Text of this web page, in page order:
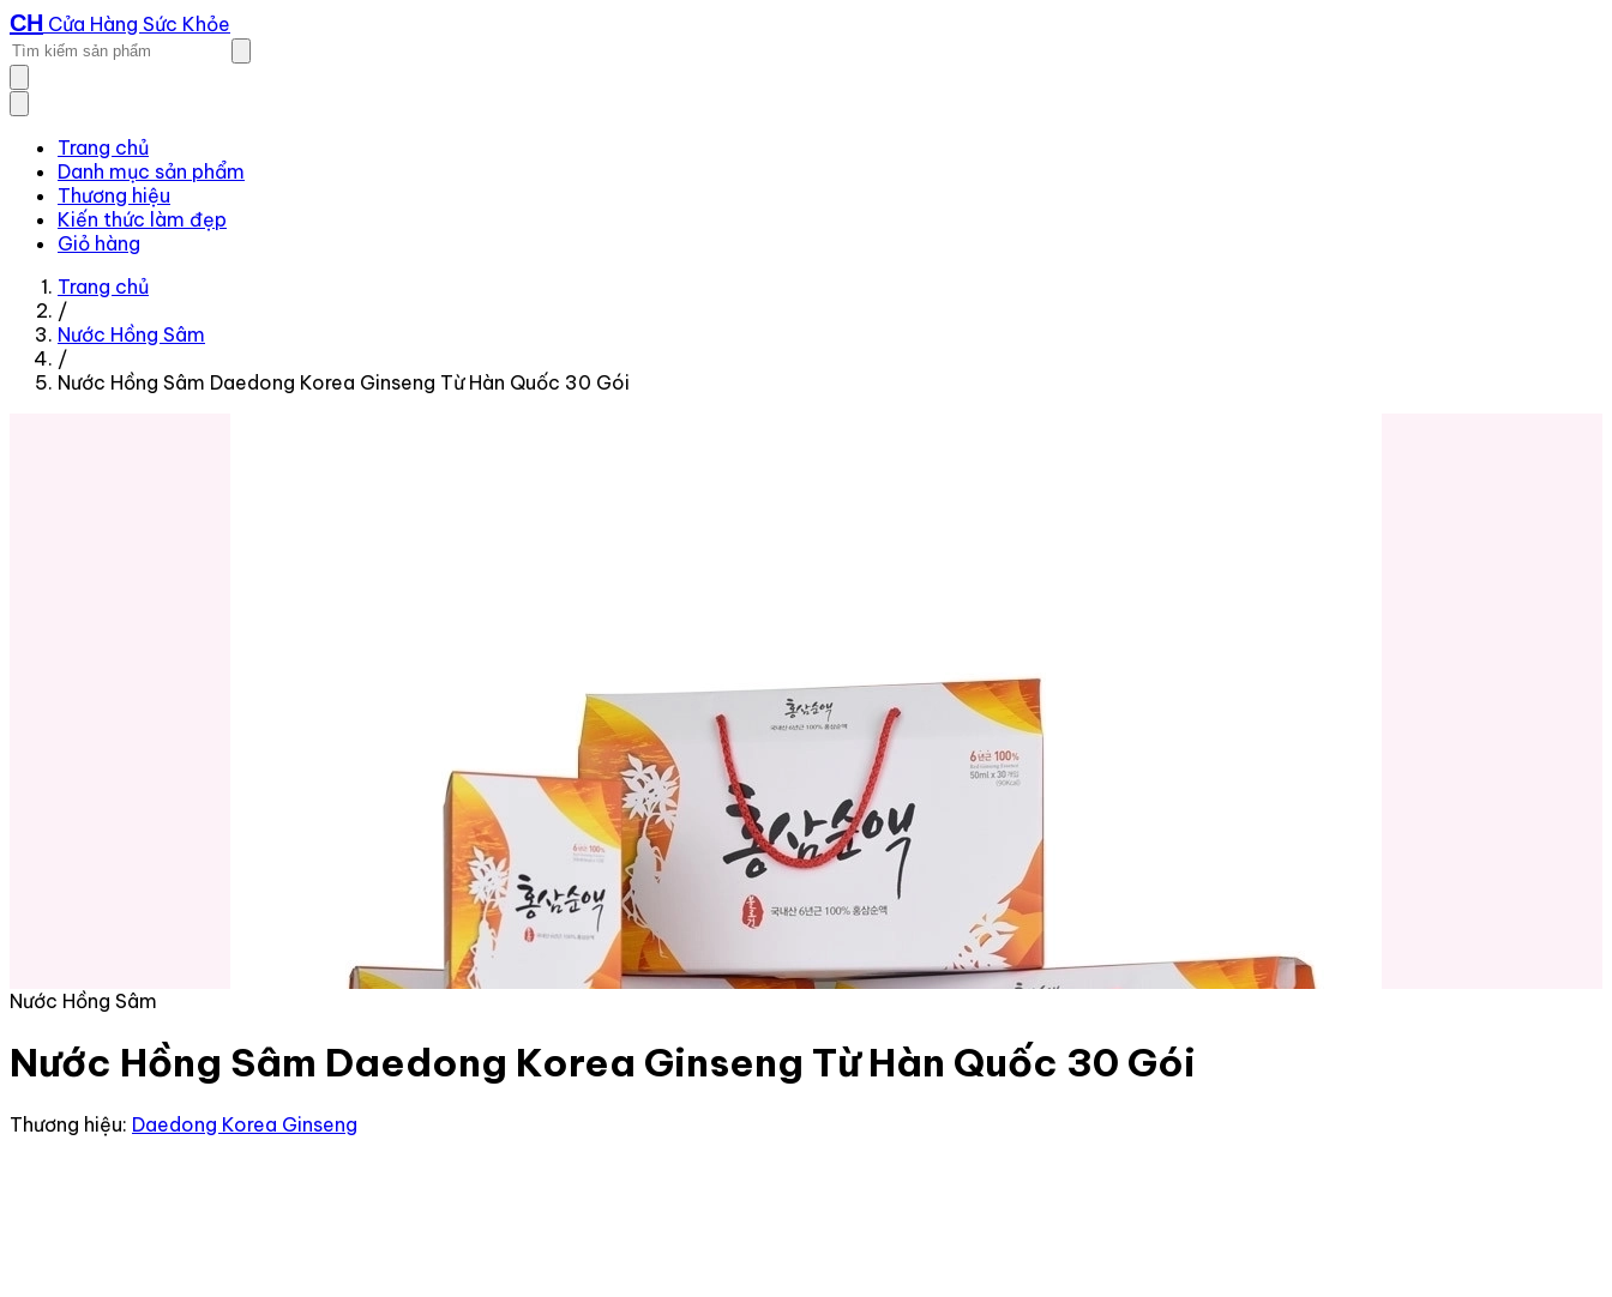
CH Cửa Hàng Sức Khỏe
Trang chủ
Danh mục sản phẩm
Thương hiệu
Kiến thức làm đẹp
Giỏ hàng
Trang chủ
/
Nước Hồng Sâm
/
Nước Hồng Sâm Daedong Korea Ginseng Từ Hàn Quốc 30 Gói
Nước Hồng Sâm
Nước Hồng Sâm Daedong Korea Ginseng Từ Hàn Quốc 30 Gói
Thương hiệu: Daedong Korea Ginseng